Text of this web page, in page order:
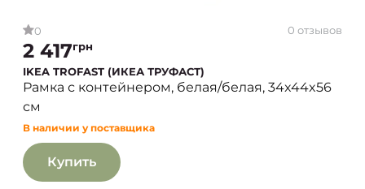
0 0 отзывов
2 417грн
IKEA TROFAST (ИКЕА ТРУФАСТ)
Рамка с контейнером, белая/белая, 34x44x56
см
В наличии у поставщика
Купить